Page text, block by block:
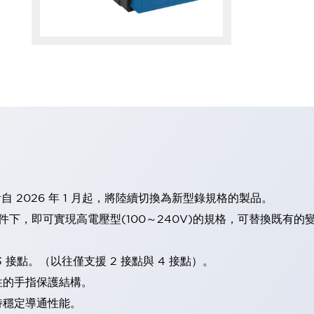
2026 年 1 月起，將陸續切換為新型錄規格的製品。
，即可實現高電壓型(100～240V)的規格，可替換既有的
點。（以往僅支援 2 接點與 4 接點）。
手指保護結構。
定導通性能。